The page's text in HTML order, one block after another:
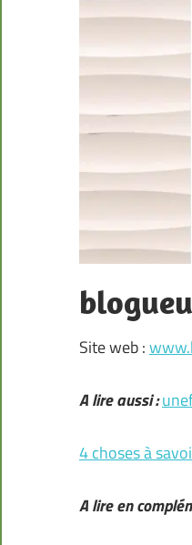
Site web :
A lire aussi :
4 choses à
A lire en